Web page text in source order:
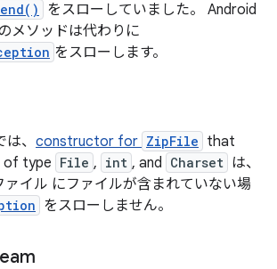
end()
をスローしていました。 Android
メソッドは代わりに
をスローします。
、 constructor for ZipFile that
of type File , int , and Charset は、
ァイル にファイルが含まれていない場
をスローしません。